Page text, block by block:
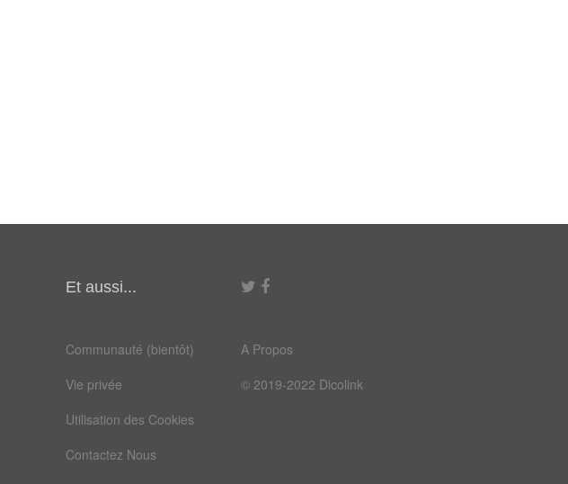
Et aussi...
Communauté (bientôt)
Vie privée
Utilisation des Cookies
Contactez Nous
A Propos
© 2019-2022 Dicolink